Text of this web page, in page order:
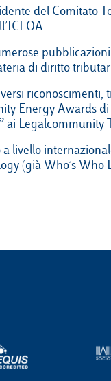
del Comitato
di diritto
riconoscimenti,
Energy Awards
ai Legalcommunity
a livello
(già Who’s Who